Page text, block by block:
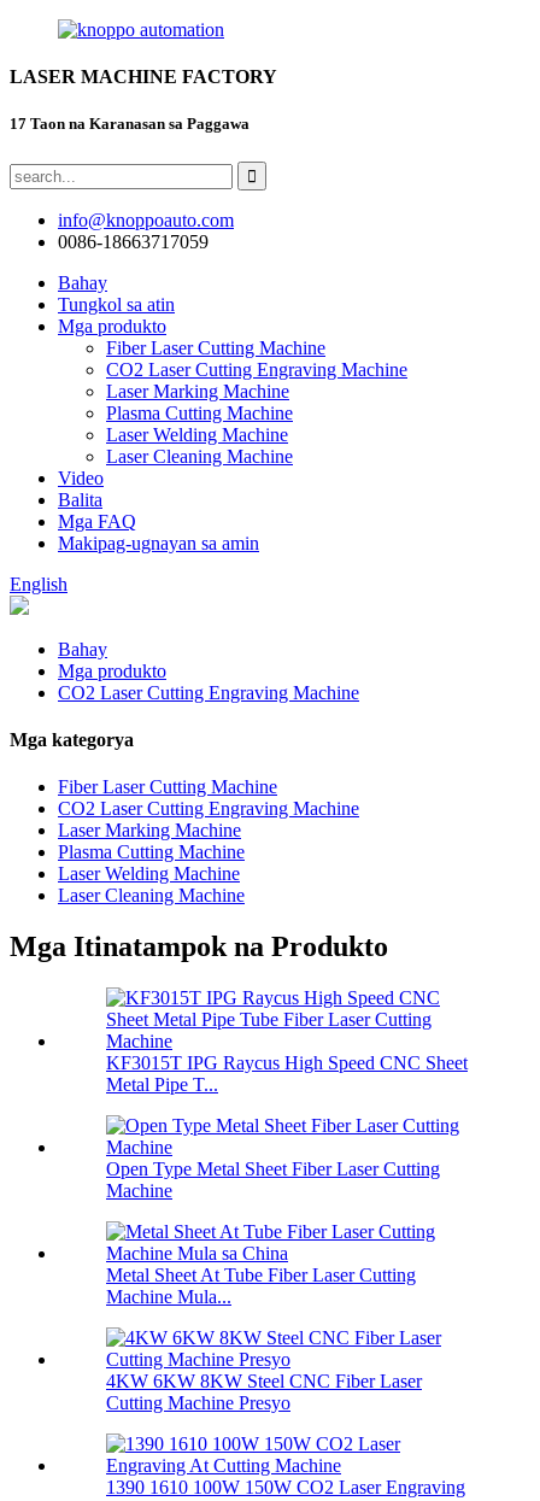
LASER MACHINE FACTORY
17 Taon na Karanasan sa Paggawa
info@knoppoauto.com
0086-18663717059
Bahay
Tungkol sa atin
Mga produkto
Fiber Laser Cutting Machine
CO2 Laser Cutting Engraving Machine
Laser Marking Machine
Plasma Cutting Machine
Laser Welding Machine
Laser Cleaning Machine
Video
Balita
Mga FAQ
Makipag-ugnayan sa amin
English
Bahay
Mga produkto
CO2 Laser Cutting Engraving Machine
Mga kategorya
Fiber Laser Cutting Machine
CO2 Laser Cutting Engraving Machine
Laser Marking Machine
Plasma Cutting Machine
Laser Welding Machine
Laser Cleaning Machine
Mga Itinatampok na Produkto
KF3015T IPG Raycus High Speed ​​CNC Sheet
Metal Pipe T...
Open Type Metal Sheet Fiber Laser Cutting
Machine
Metal Sheet At Tube Fiber Laser Cutting
Machine Mula...
4KW 6KW 8KW Steel CNC Fiber Laser
Cutting Machine Presyo
1390 1610 100W 150W CO2 Laser Engraving